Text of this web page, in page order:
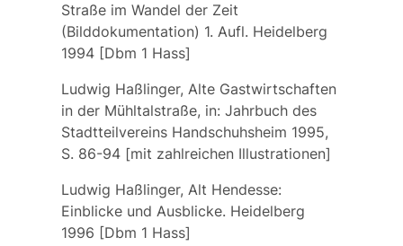
Straße im Wandel der Zeit
(Bilddokumentation) 1. Aufl. Heidelberg
1994 [Dbm 1 Hass]
Ludwig Haßlinger, Alte Gastwirtschaften
in der Mühltalstraße, in: Jahrbuch des
Stadtteilvereins Handschuhsheim 1995,
S. 86-94 [mit zahlreichen Illustrationen]
Ludwig Haßlinger, Alt Hendesse:
Einblicke und Ausblicke. Heidelberg
1996 [Dbm 1 Hass]